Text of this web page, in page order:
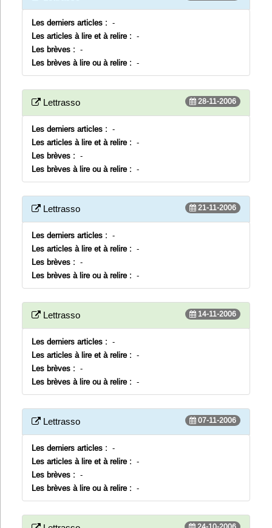
Les derniers articles : -
Les articles à lire et à relire : -
Les brèves : -
Les brèves à lire ou à relire : -
Lettrasso 28-11-2006
Les derniers articles : -
Les articles à lire et à relire : -
Les brèves : -
Les brèves à lire ou à relire : -
Lettrasso 21-11-2006
Les derniers articles : -
Les articles à lire et à relire : -
Les brèves : -
Les brèves à lire ou à relire : -
Lettrasso 14-11-2006
Les derniers articles : -
Les articles à lire et à relire : -
Les brèves : -
Les brèves à lire ou à relire : -
Lettrasso 07-11-2006
Les derniers articles : -
Les articles à lire et à relire : -
Les brèves : -
Les brèves à lire ou à relire : -